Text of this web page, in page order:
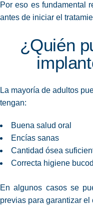
Por eso es fundamental
antes de iniciar el
¿Quién
La mayoría de adultos
tengan:
Buena salud oral
Encías sanas
Cantidad ósea
Correcta higiene
En algunos casos se
previas para garantizar el